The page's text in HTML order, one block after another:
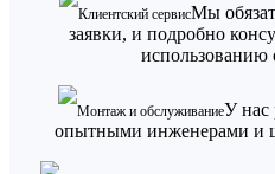
Клиентский сервисМы
заявки, и подробно
использованию
Монтаж и обслуживаниеУ нас
опытными инженерами и